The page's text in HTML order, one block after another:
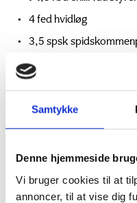
Samtykke
Denne hjemmeside
Vi bruger cookies til at
annoncer, til at vise dig
4 fed hvidløg
3,5 spsk
3,5 spsk røget paprika
2 dåser hele flåede
Salt og peber
200 g salatost
1 godt bundt koriander